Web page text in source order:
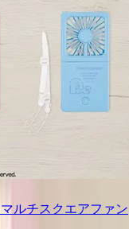
ルチスクエアファン